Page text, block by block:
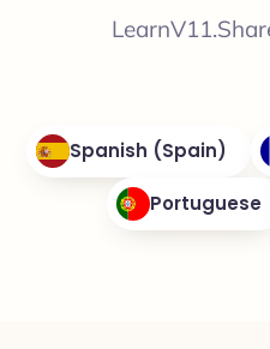
Spanish (Spain)
Portuguese